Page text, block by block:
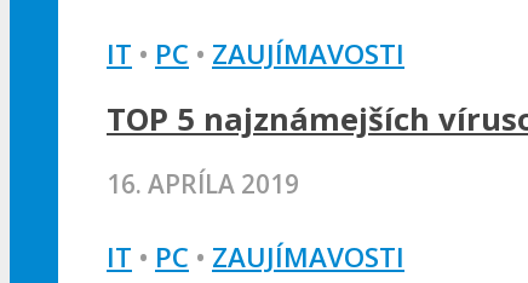
IT • PC • ZAUJÍMAVOSTI
TOP 5 najznámejších
16. APRÍLA 2019
IT • PC • ZAUJÍMAVOSTI